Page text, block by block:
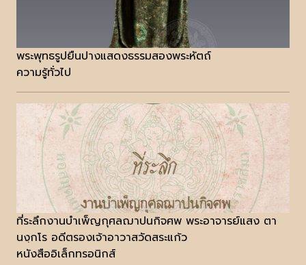
พระพุทธรูปยืนปางแสดงธรรมสองพระหัตถ์
ความรู้ทั่วไป
ที่ระลึกงานบำเพ็ญกุศลฌาปนกิจศพ พระอาจารย์แสง ตา
นงฺกโร อดีตรองเจ้าอาวาสวัดสระแก้ว
หนังสืออิเล็กทรอนิกส์